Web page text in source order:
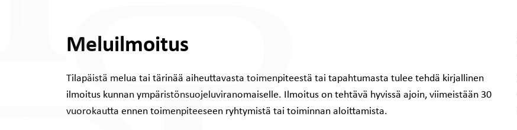
Meluilmoitus
Tilapäistä melua tai tärinää aiheuttavasta toimenpiteestä tai tapahtumasta tulee tehdä kirjallinen
ilmoitus kunnan ympäristönsuojeluviranomaiselle. Ilmoitus on tehtävä hyvissä ajoin, viimeistään 30
vuorokautta ennen toimenpiteeseen ryhtymistä tai toiminnan aloittamista.